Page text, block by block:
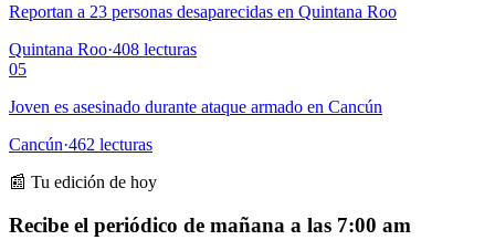
Reportan a 23 personas desaparecidas en Quintana Roo
Quintana Roo·408 lecturas
05
Joven es asesinado durante ataque armado en Cancún
Cancún·462 lecturas
📰 Tu edición de hoy
Recibe el periódico de mañana a las 7:00 am